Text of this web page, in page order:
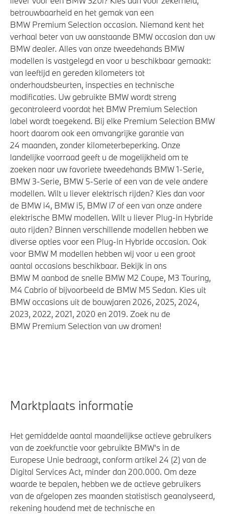
Veiligheid
Actieve Voetgangersbescherming
Airbag bestuurder
Elektronisch Stabiliteits Programma
Akoestische waarschuwing voor voetgangers
betrouwbaarheid en het gemak van een
BMW Premium Selection occasion. Niemand kent het
verhaal beter van uw aanstaande BMW occasion dan uw
BMW dealer. Alles van onze tweedehands BMW
modellen is vastgelegd en voor u beschikbaar gemaakt:
van leeftijd en gereden kilometers tot
onderhoudsbeurten, inspecties en technische
modificaties. Uw gebruikte BMW wordt streng
gecontroleerd voordat het BMW Premium Selection
label wordt toegekend. Bij elke Premium Selection BMW
hoort daarom ook een omvangrijke garantie van
24 maanden, zonder kilometerbeperking. Onze
landelijke voorraad geeft u de mogelijkheid om te
zoeken naar uw favoriete tweedehands BMW 1-Serie,
BMW 3-Serie, BMW 5-Serie of een van de vele andere
modellen. Wilt u liever elektrisch rijden? Kies dan voor
de BMW i4, BMW i5, BMW i7 of een van onze andere
elektrische BMW modellen. Wilt u liever Plug-in Hybride
auto rijden? Binnen verschillende modellen hebben we
diverse opties voor een Plug-in Hybride occasion. Ook
voor BMW M modellen hebben wij voor u een groot
aantal occasions beschikbaar. Bekijk in ons
BMW M aanbod de snelle BMW M2 Coupe, M3 Touring,
M4 Cabrio of bijvoorbeeld de BMW M5 Sedan. Kies uit
BMW occasions uit de bouwjaren 2026, 2025, 2024,
2023, 2022, 2021, 2020 en 2019. Zoek nu de
BMW Premium Selection van uw dromen!
Marktplaats informatie
Het gemiddelde aantal maandelijkse actieve gebruikers
van de zoekfunctie voor gebruikte BMW's in de
Europese Unie bedraagt, conform artikel 24 (2) van de
Digital Services Act, minder dan 200.000. Om deze
waarde te bepalen, hebben we de actieve gebruikers
van de afgelopen zes maanden statistisch geanalyseerd,
rekening houdend met de technische en